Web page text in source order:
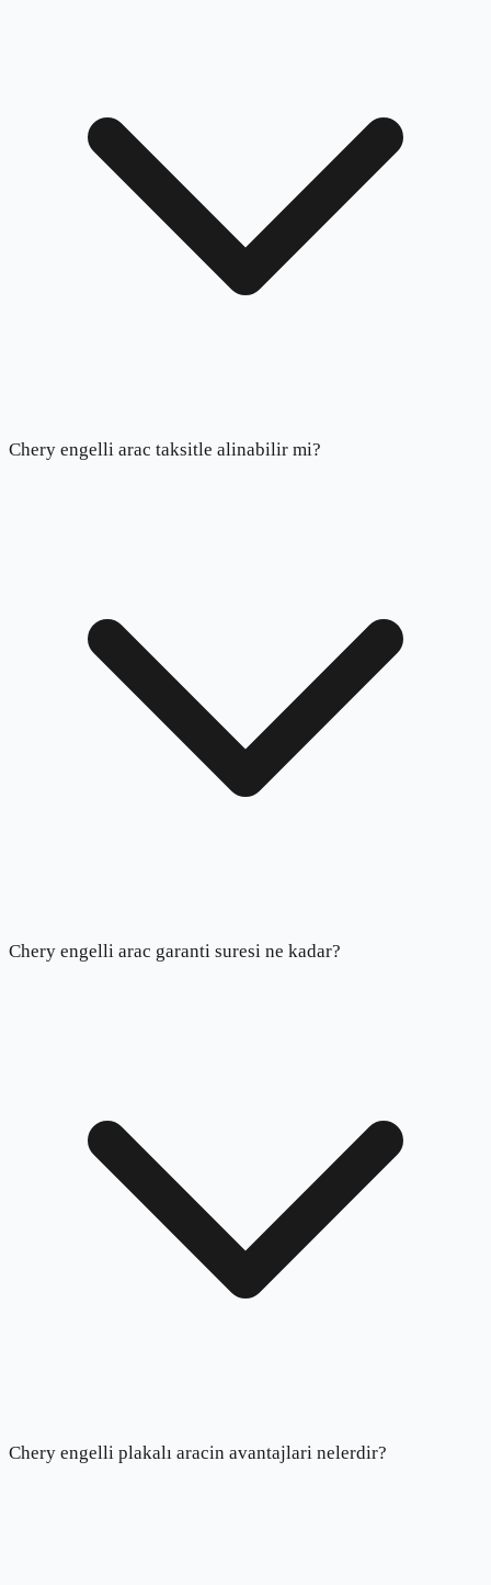
Chery engelli arac taksitle alinabilir mi?
Chery engelli arac garanti suresi ne kadar?
Chery engelli plakalı aracin avantajlari nelerdir?